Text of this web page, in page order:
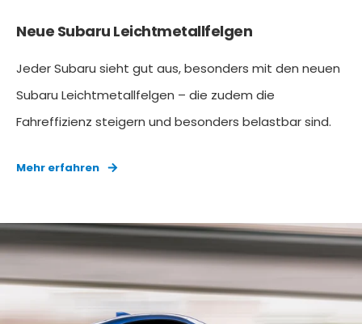
Neue Subaru Leichtmetallfelgen
Jeder Subaru sieht gut aus, besonders mit den neuen
Subaru Leichtmetallfelgen – die zudem die
Fahreffizienz steigern und besonders belastbar sind.
Mehr erfahren